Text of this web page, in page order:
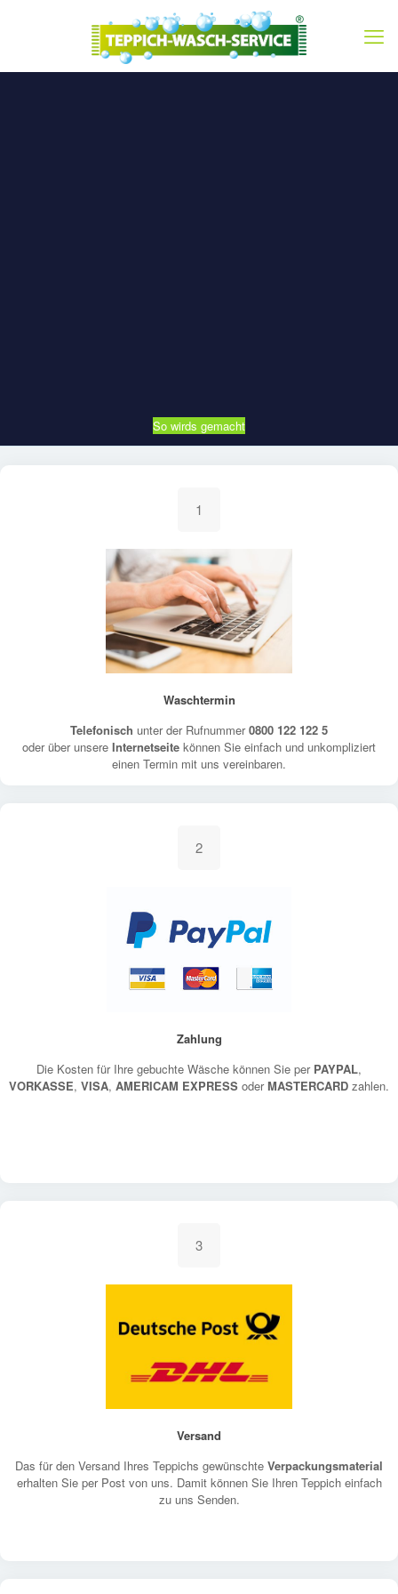
So wirds gemacht
1
Waschtermin
Telefonisch unter der Rufnummer0800 122 122 5
oder über unsere Internetseite können Sie einfach und unkompliziert
einen Termin mit uns vereinbaren.
2
Zahlung
Die Kosten für Ihre gebuchte Wäsche können Sie per PAYPAL,
VORKASSE, VISA, AMERICAM EXPRESS oderMASTERCARD zahlen.
3
Versand
Das für den Versand Ihres Teppichs gewünschte Verpackungsmaterial
erhalten Sie per Post von uns. Damit können Sie Ihren Teppich einfach
zu uns Senden.